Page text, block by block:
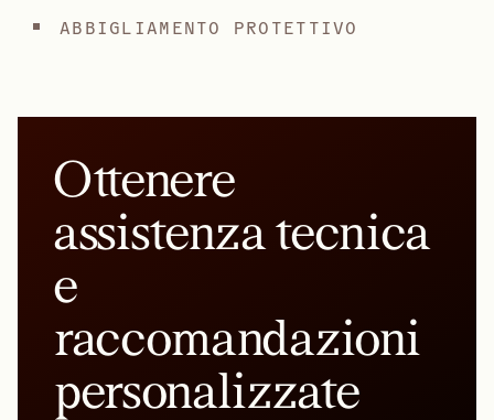
ABBIGLIAMENTO PROTETTIVO
Ottenere
assistenza tecnica
e
raccomandazioni
personalizzate